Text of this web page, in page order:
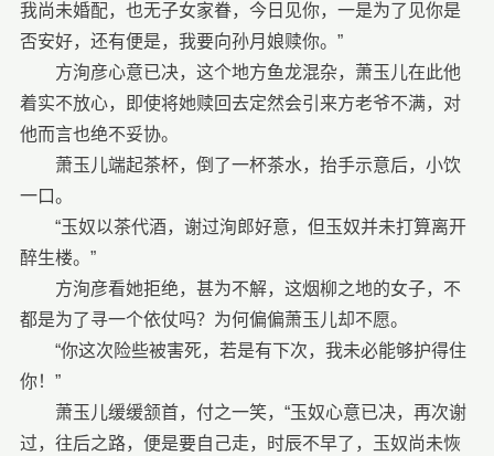
我尚未婚配，也无子女家眷，今日见你，一是为了见你是
否安好，还有便是，我要向孙月娘赎你。”
方洵彦心意已决，这个地方鱼龙混杂，萧玉儿在此他
着实不放心，即使将她赎回去定然会引来方老爷不满，对
他而言也绝不妥协。
萧玉儿端起茶杯，倒了一杯茶水，抬手示意后，小饮
一口。
“玉奴以茶代酒，谢过洵郎好意，但玉奴并未打算离开
醉生楼。”
方洵彦看她拒绝，甚为不解，这烟柳之地的女子，不
都是为了寻一个依仗吗？为何偏偏萧玉儿却不愿。
“你这次险些被害死，若是有下次，我未必能够护得住
你！”
萧玉儿缓缓颔首，付之一笑，“玉奴心意已决，再次谢
过，往后之路，便是要自己走，时辰不早了，玉奴尚未恢